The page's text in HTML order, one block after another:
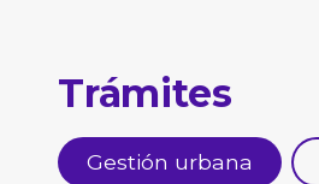
Trámites
Gestión urbana